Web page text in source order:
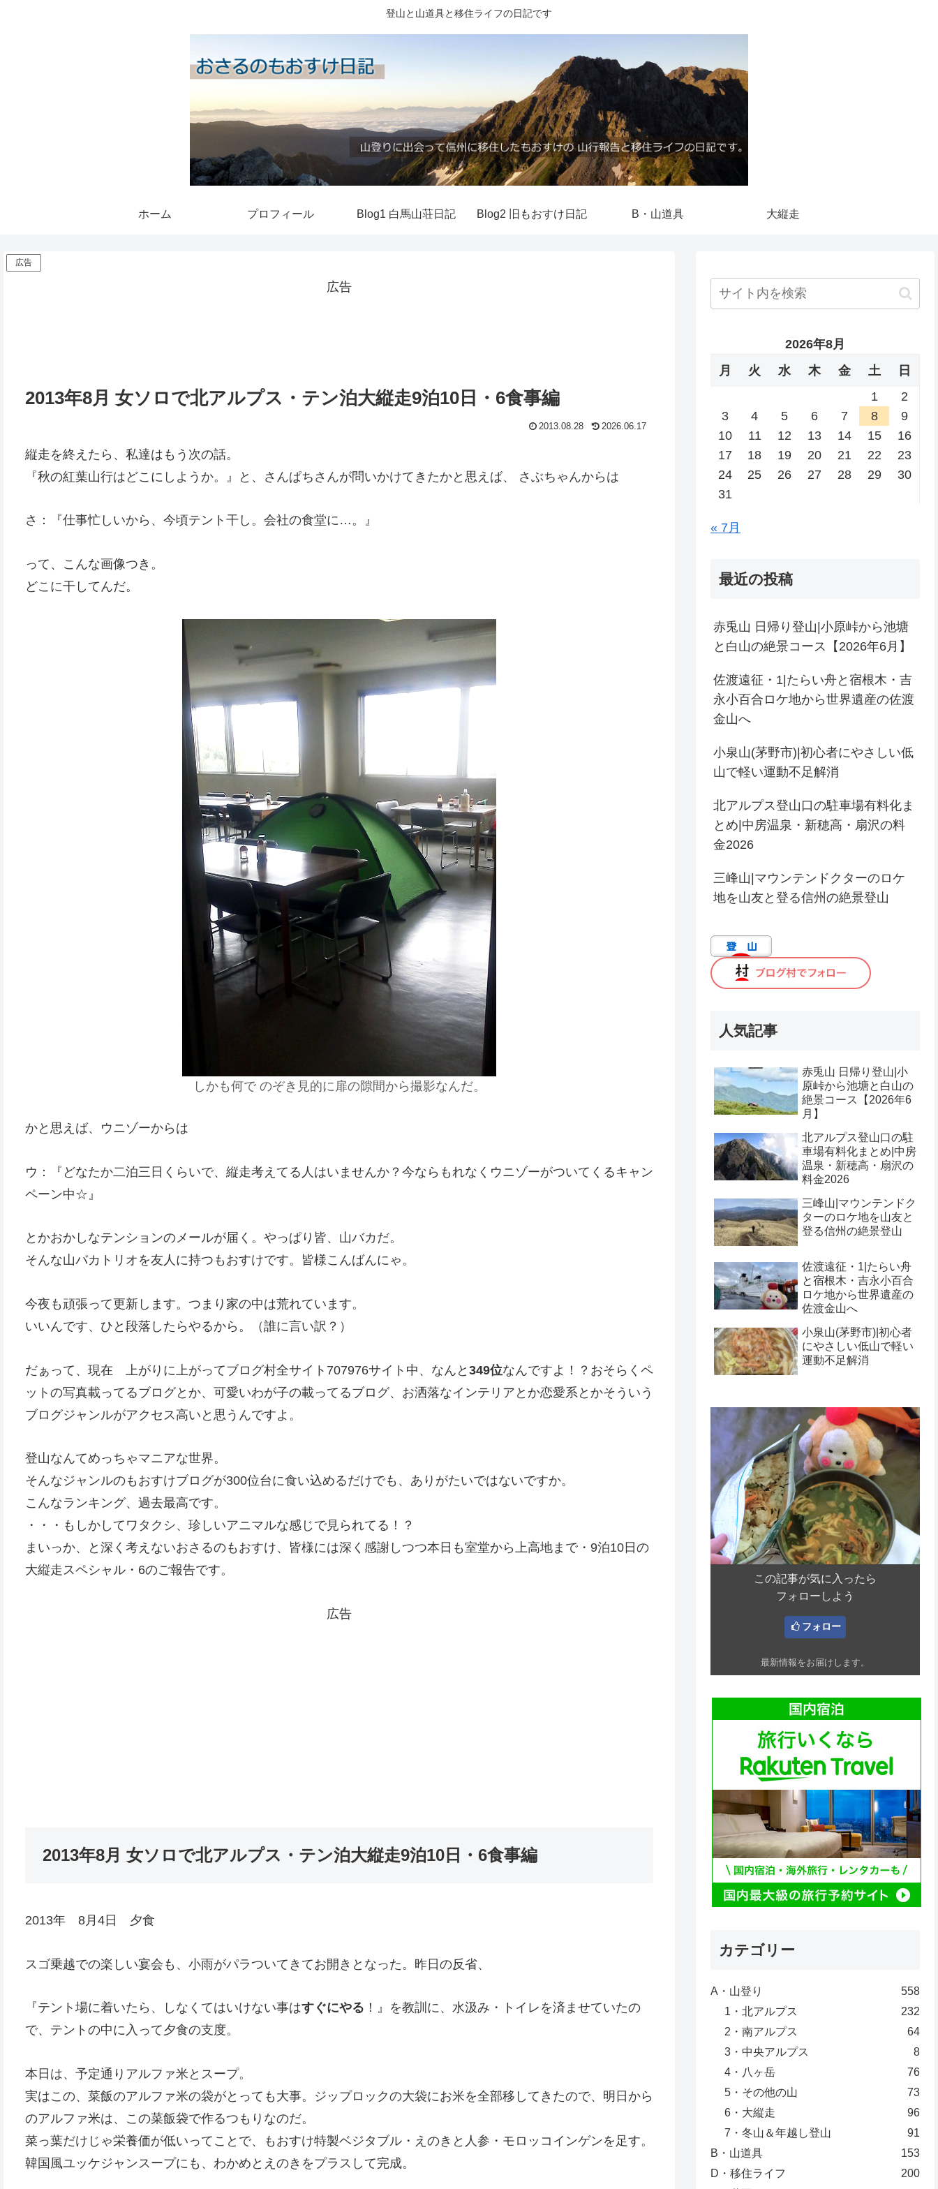
登山と山道具と移住ライフの日記です
ホーム プロフィール Blog1 白馬山荘日記 Blog2 旧もおすけ日記 B・山道具 大縦走
広告
広告
2013年8月 女ソロで北アルプス・テン泊大縦走9泊10日・6食事編
2013.08.28 2026.06.17
縦走を終えたら、私達はもう次の話。
『秋の紅葉山行はどこにしようか。』と、さんぱちさんが問いかけてきたかと思えば、 さぶちゃんからは
さ：『仕事忙しいから、今頃テント干し。会社の食堂に…。』
って、こんな画像つき。
どこに干してんだ。
しかも何で のぞき見的に扉の隙間から撮影なんだ。
かと思えば、ウニゾーからは
ウ：『どなたか二泊三日くらいで、縦走考えてる人はいませんか？今ならもれなくウニゾーがついてくるキャン
ペーン中☆』
とかおかしなテンションのメールが届く。やっぱり皆、山バカだ。
そんな山バカトリオを友人に持つもおすけです。皆様こんばんにゃ。
今夜も頑張って更新します。つまり家の中は荒れています。
いいんです、ひと段落したらやるから。（誰に言い訳？）
だぁって、現在 上がりに上がってブログ村全サイト707976サイト中、なんと 349位なんですよ！？おそらくペ
ットの写真載ってるブログとか、可愛いわが子の載ってるブログ、お洒落なインテリアとか恋愛系とかそういう
ブログジャンルがアクセス高いと思うんですよ。
登山なんてめっちゃマニアな世界。
そんなジャンルのもおすけブログが300位台に食い込めるだけでも、ありがたいではないですか。
こんなランキング、過去最高です。
・・・もしかしてワタクシ、珍しいアニマルな感じで見られてる！？
まいっか、と深く考えないおさるのもおすけ、皆様には深く感謝しつつ本日も室堂から上高地まで・9泊10日の
大縦走スペシャル・6のご報告です。
広告
2013年8月 女ソロで北アルプス・テン泊大縦走9泊10日・6食事編
2013年 8月4日 夕食
スゴ乗越での楽しい宴会も、小雨がパラついてきてお開きとなった。昨日の反省、
『テント場に着いたら、しなくてはいけない事はすぐにやる ！』を教訓に、水汲み・トイレを済ませていたの
で、テントの中に入って夕食の支度。
本日は、予定通りアルファ米とスープ。
実はこの、菜飯のアルファ米の袋がとっても大事。ジップロックの大袋にお米を全部移してきたので、明日から
のアルファ米は、この菜飯袋で作るつもりなのだ。
菜っ葉だけじゃ栄養価が低いってことで、もおすけ特製ベジタブル・えのきと人参・モロッコインゲンを足す。
韓国風ユッケジャンスープにも、わかめとえのきをプラスして完成。
2026年8月
月
火 水 木 金 土
日
1
2
3
4 5 6 7 8
9
10
11 12 13 14 15
16
17
18 19 20 21 22
23
24
25 26 27 28 29
30
31
« 7月
最近の投稿
赤兎山 日帰り登山|小原峠から池塘
と白山の絶景コース【2026年6月】
佐渡遠征・1|たらい舟と宿根木・吉
永小百合ロケ地から世界遺産の佐渡
金山へ
小泉山(茅野市)|初心者にやさしい低
山で軽い運動不足解消
北アルプス登山口の駐車場有料化ま
とめ|中房温泉・新穂高・扇沢の料
金2026
三峰山|マウンテンドクターのロケ
地を山友と登る信州の絶景登山
人気記事
赤兎山 日帰り登山|小
原峠から池塘と白山の
絶景コース【2026年6
月】
北アルプス登山口の駐
車場有料化まとめ|中房
温泉・新穂高・扇沢の
料金2026
三峰山|マウンテンドク
ターのロケ地を山友と
登る信州の絶景登山
佐渡遠征・1|たらい舟
と宿根木・吉永小百合
ロケ地から世界遺産の
佐渡金山へ
小泉山(茅野市)|初心者
にやさしい低山で軽い
運動不足解消
この記事が気に入ったら
フォローしよう
フォロー
最新情報をお届けします。
カテゴリー
A・山登り
558
1・北アルプス
232
2・南アルプス
64
3・中央アルプス
8
4・八ヶ岳
76
5・その他の山
73
6・大縦走
96
7・冬山＆年越し登山
91
B・山道具
153
D・移住ライフ
200